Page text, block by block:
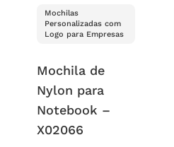
Mochilas
Personalizadas com
Logo para Empresas
Mochila de
Nylon para
Notebook –
X02066